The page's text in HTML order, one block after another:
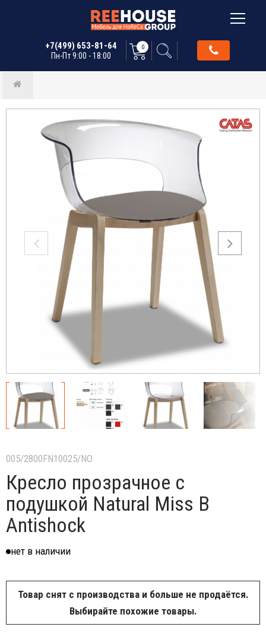
+7(499) 653-81-64
Пн-Пт 9:00 - 18:00
0
005/2800FN10025/NO
Кресло прозрачное с
подушкой Natural Miss B
Antishock
нет в наличии
Товар снят с производства и больше не продаётся.
Выбирайте похожие товары.